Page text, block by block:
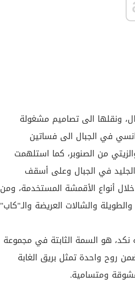
ونقلها الى تصاميم مشغولة
في الجبال الى فساتين
من الصنوبر، كما استلهمت
في الجبال وعلى أسقف
أنواع الأقمشة المستخدمة، ومن
والشالات العريضة والـ"كاب"
نكد، هو السمة الثابتة في مجموعة
روح واحدة تمثل بريق الغابة
ومتسامية.